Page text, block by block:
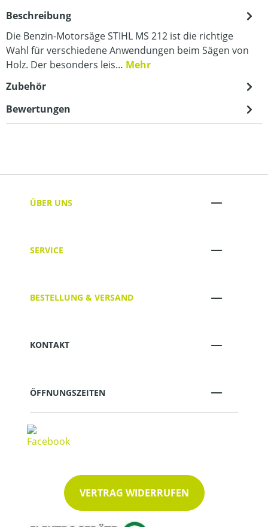
Beschreibung
Die Benzin-Motorsäge STIHL MS 212 ist die richtige
Wahl für verschiedene Anwendungen beim Sägen von
Holz. Der besonders leis… Mehr
Zubehör
Bewertungen
ÜBER UNS
SERVICE
BESTELLUNG & VERSAND
KONTAKT
ÖFFNUNGSZEITEN
VERTRAG WIDERRUFEN